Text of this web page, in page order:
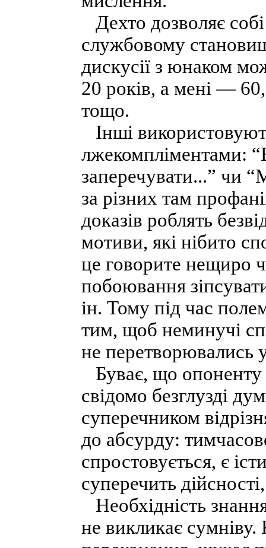
Дехто дозволяє
службовому
дискусії з юнаком
20 років, а мені — 60,
тощо.
Інші
лжекомпліментами:
заперечувати...” чи
за різних там
доказів роблять
мотиви, які нібито
це говорите нещиро
побоювання
ін. Тому під час
тим, щоб неминучі
не перетворювались
Буває, що опоненту
свідомо безглузді
суперечником
до абсурду:
спростовується, є
суперечить
Необхідність
не викликає сумніву.